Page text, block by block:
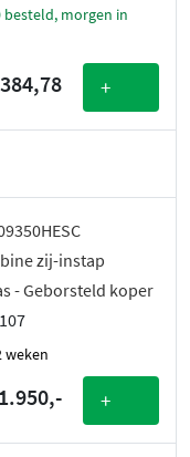
384,78 +
zij-instap
- Geborsteld koper
weken
1.950,- +